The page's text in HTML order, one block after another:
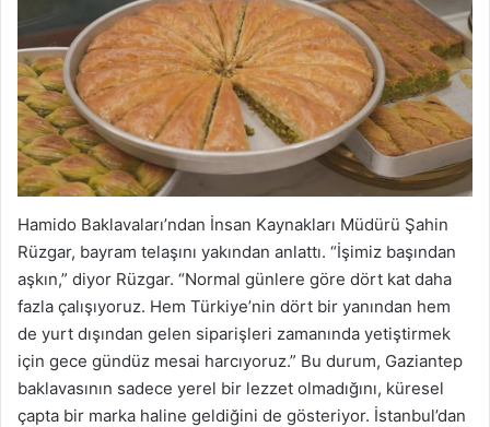
Hamido Baklavaları’ndan İnsan Kaynakları Müdürü Şahin
Rüzgar, bayram telaşını yakından anlattı. “İşimiz başından
aşkın,” diyor Rüzgar. “Normal günlere göre dört kat daha
fazla çalışıyoruz. Hem Türkiye’nin dört bir yanından hem
de yurt dışından gelen siparişleri zamanında yetiştirmek
için gece gündüz mesai harcıyoruz.” Bu durum, Gaziantep
baklavasının sadece yerel bir lezzet olmadığını, küresel
çapta bir marka haline geldiğini de gösteriyor. İstanbul’dan